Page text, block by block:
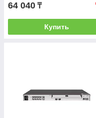
64 040 ₸
Купить